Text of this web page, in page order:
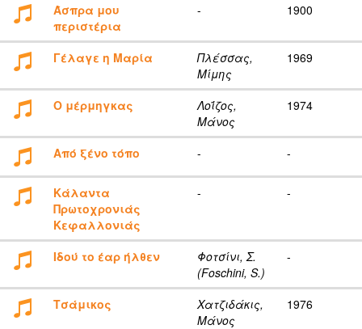
Άσπρα μου
περιστέρια
- 1900
Γέλαγε η Μαρία
Πλέσσας,
Μίμης
1969
Ο μέρμηγκας
Λοΐζος,
Μάνος
1974
Από ξένο τόπο - -
Κάλαντα
Πρωτοχρονιάς
Κεφαλλονιάς
- -
Ιδού το έαρ ήλθεν
Φοτσίνι, Σ.
(Foschini, S.)
-
Τσάμικος
Χατζιδάκις,
Μάνος
1976